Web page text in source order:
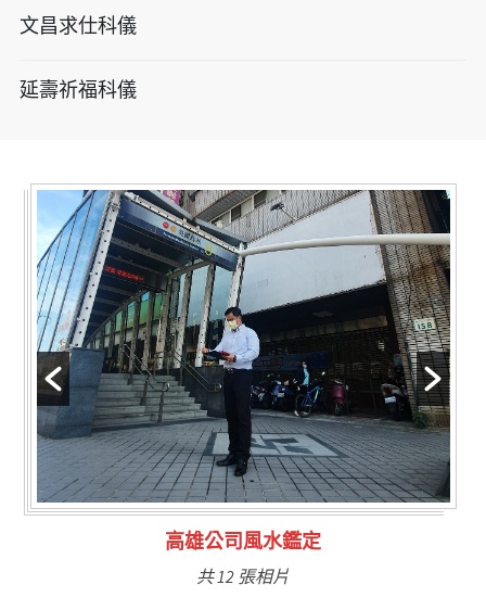
文昌求仕科儀
延壽祈福科儀
高雄公司風水鑑定
共 12 張相片